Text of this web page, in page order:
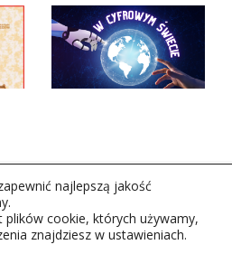
Rzeszów S.A. w likwidacj.
najlepszą jakość
cookie, których używamy,
znajdziesz w ustawieniach.